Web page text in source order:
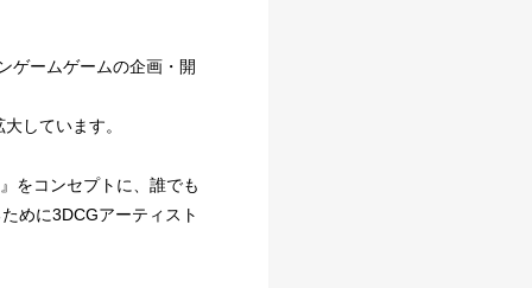
ゲームゲームの企画・開
しています。
をコンセプトに、誰でも
めに3DCGアーティスト